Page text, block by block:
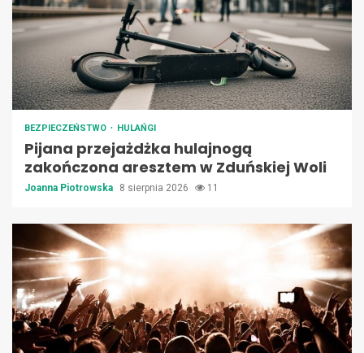
BEZPIECZEŃSTWO HULAŃGI
Pijana przejażdżka hulajnogą
zakończona aresztem w Zduńskiej Woli
Joanna Piotrowska 8 sierpnia 2026 11